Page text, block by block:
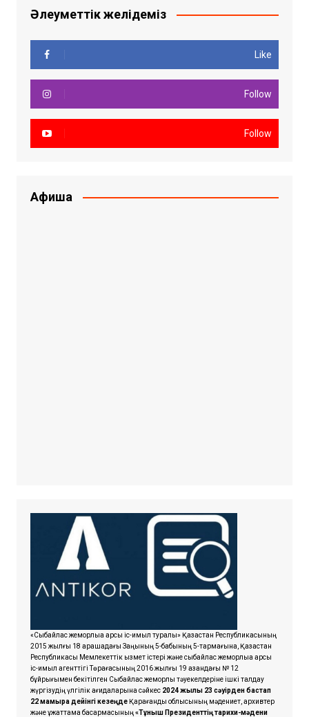
Әлеуметтік желідеміз
Like
Follow
Follow
Афиша
«Сыбайлас жемқорлыққа қарсы іс-қимыл туралы» Қазақстан Республикасының
2015 жылғы 18 қарашадағы Заңының 5-бабының 5-тармағына, Қазақстан
Республикасы Мемлекеттік қызмет істері және сыбайлас жемқорлыққа қарсы
іс-қимыл агенттігі Төрағасының 2016 жылғы 19 қазандағы № 12
бұйрығымен бекітілген Сыбайлас жемқорлық тәуекелдеріне ішкі талдау
жүргізудің үлгілік қағидаларына сәйкес2024 жылғы 23 сәуірден бастап
22 мамырға дейінгі кезеңдеҚарағанды облысының мәдениет, архивтер
және құжаттама басқармасының «Тұнғыш Президенттің тарихи-мәдени